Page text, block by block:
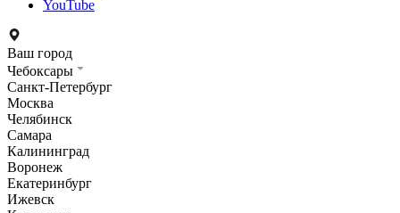
YouTube
Ваш город
Чебоксары
Санкт-Петербург
Москва
Челябинск
Самара
Калининград
Воронеж
Екатеринбург
Ижевск